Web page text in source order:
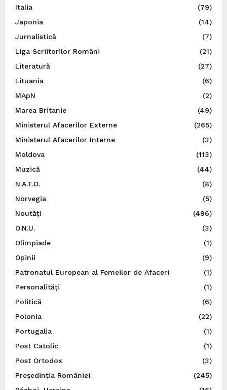
Italia
(79)
Japonia
(14)
Jurnalistică
(7)
Liga Scriitorilor Români
(21)
Literatură
(27)
Lituania
(6)
MApN
(2)
Marea Britanie
(49)
Ministerul Afacerilor Externe
(265)
Ministerul Afacerilor Interne
(3)
Moldova
(113)
Muzică
(44)
N.A.T.O.
(8)
Norvegia
(5)
Noutăți
(496)
O.N.U.
(3)
Olimpiade
(1)
Opinii
(9)
Patronatul European al Femeilor de Afaceri
(1)
Personalități
(1)
Politică
(6)
Polonia
(22)
Portugalia
(1)
Post Catolic
(1)
Post Ortodox
(3)
Preşedinţia României
(245)